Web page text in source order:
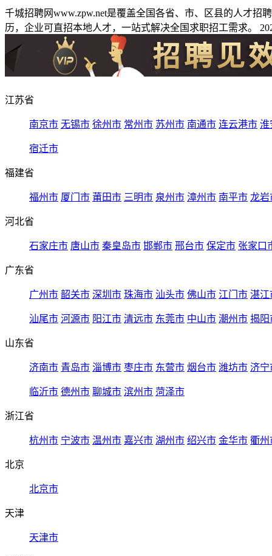
千城招聘网www.zpw.net是覆盖全国各省、市、区县的人才
历，企业可直招本地人才，一站式解决全国求职招工需求。
江苏省
南京市 无锡市 徐州市 常州市 苏州市 南通市 连云港市 淮
宿迁市
福建省
福州市 厦门市 莆田市 三明市 泉州市 漳州市 南平市 龙岩
河北省
石家庄市 唐山市 秦皇岛市 邯郸市 邢台市 保定市 张家口
广东省
广州市 韶关市 深圳市 珠海市 汕头市 佛山市 江门市 湛江
汕尾市 河源市 阳江市 清远市 东莞市 中山市 潮州市 揭阳
山东省
济南市 青岛市 淄博市 枣庄市 东营市 烟台市 潍坊市 济宁
临沂市 德州市 聊城市 滨州市 菏泽市
浙江省
杭州市 宁波市 温州市 嘉兴市 湖州市 绍兴市 金华市 衢州
北京
北京市
天津
天津市